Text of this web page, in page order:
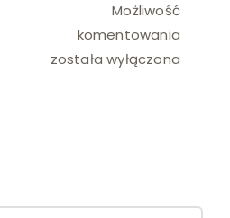
Możliwość
komentowania
została wyłączona